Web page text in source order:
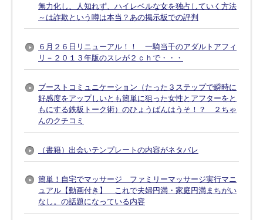
無力化し、人知れず、ハイレベルな女を独占していく方法
～は詐欺という噂は本当？あの掲示板での評判
６月２６日リニューアル！！ 一騎当千のアダルトアフィ
リ－２０１３年版のスレが２ｃｈで・・・
ブーストコミュニケーション（たった３ステップで瞬時に
好感度をアップしいとも簡単に狙った女性とアフターをと
もにする鉄板トーク術）のひょうばんはうそ！？ ２ちゃ
んのクチコミ
（書籍）出会いテンプレートの内容がネタバレ
簡単！自宅でマッサージ ファミリーマッサージ実行マニ
ュアル【動画付き】 これで夫婦円満・家庭円満まちがい
なし。の話題になっている内容